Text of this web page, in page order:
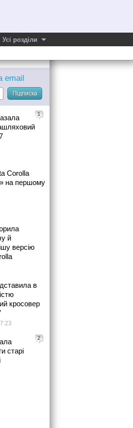
Усі розділи
email
Підписка
1
Corolla
на першому
й
версію
в
кросовер
2
старі